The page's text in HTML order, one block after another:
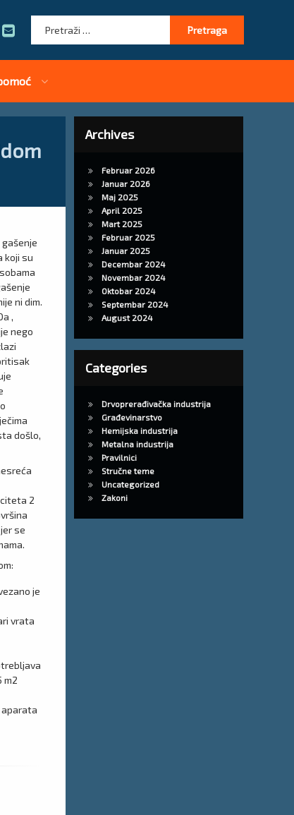
E-mail
Pretraga:
koji su
ni dim.
,
nego
došlo,
2
se
je
vrata
m2
aparata
Archives
Februar 2026
Januar 2026
Maj 2025
April 2025
Mart 2025
Februar 2025
Januar 2025
Decembar 2024
Novembar 2024
Oktobar 2024
Septembar 2024
August 2024
Categories
Drvoprerađivačka industrija
Građevinarstvo
Hemijska industrija
Metalna industrija
Pravilnici
Stručne teme
Uncategorized
Zakoni